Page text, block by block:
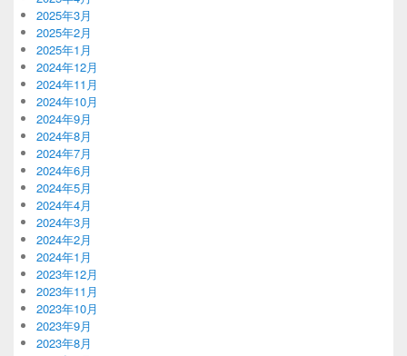
2025年3月
2025年2月
2025年1月
2024年12月
2024年11月
2024年10月
2024年9月
2024年8月
2024年7月
2024年6月
2024年5月
2024年4月
2024年3月
2024年2月
2024年1月
2023年12月
2023年11月
2023年10月
2023年9月
2023年8月